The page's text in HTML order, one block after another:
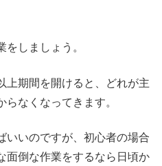
をしましょう。
上期間を開けると、どれが主
なくなってきます。
いいのですが、初心者の場合
面倒な作業をするなら日頃か